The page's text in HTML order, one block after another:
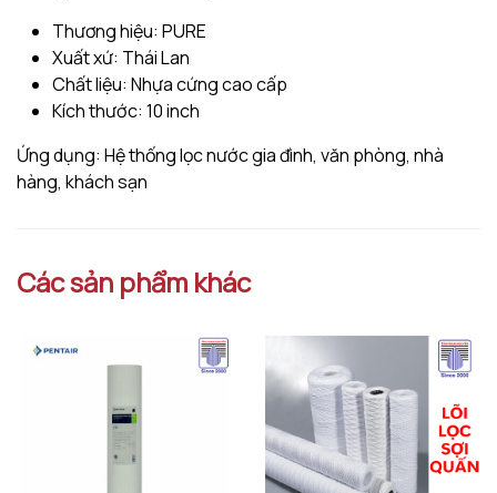
Thương hiệu: PURE
Xuất xứ: Thái Lan
Chất liệu: Nhựa cứng cao cấp
Kích thước: 10 inch
Ứng dụng: Hệ thống lọc nước gia đình, văn phòng, nhà
hàng, khách sạn
Các sản phẩm khác